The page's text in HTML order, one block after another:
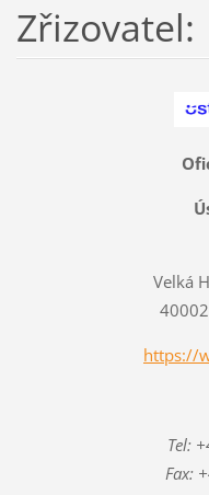
Zřizovatel:
Velká
https://
Tel:
Fax: